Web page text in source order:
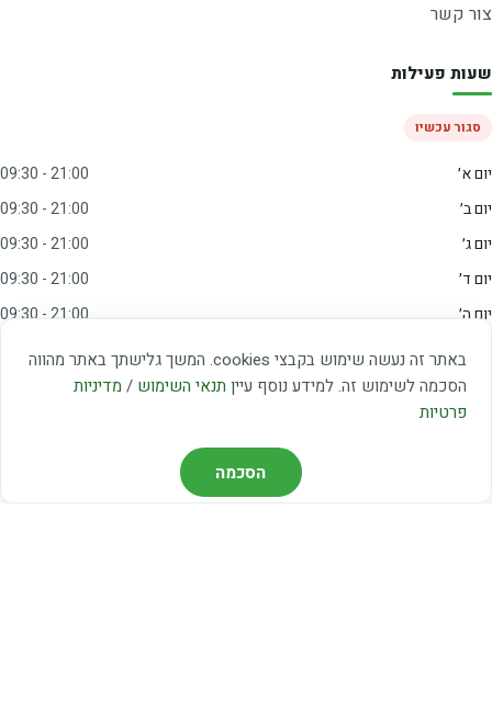
באתר זה נעשה שימוש בקבצי cookies. המשך גלישתך באתר מהווה
הסכמה לשימוש זה. למידע נוסף עיין תנאי השימוש / מדיניות
פרטיות
הסכמה
צור קשר
שעות פעילות
סגור עכשיו
יום א׳
09:30 - 21:00
יום ב׳
09:30 - 21:00
יום ג׳
09:30 - 21:00
יום ד׳
09:30 - 21:00
יום ה׳
09:30 - 21:00
09:00 - 15:00
שבת
20:00 - 23:00